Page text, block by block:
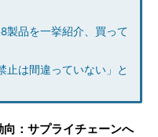
製品を一挙紹介、買って
止は間違っていない」と
：サプライチェーンへ